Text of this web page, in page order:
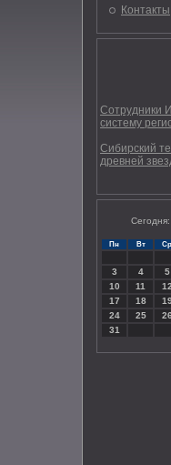
Контакты
Сотрудники
систему
Сибирский
древней
Пн Вт Ср
3
4 5
10
11 12
17
18 19
24
25 26
31